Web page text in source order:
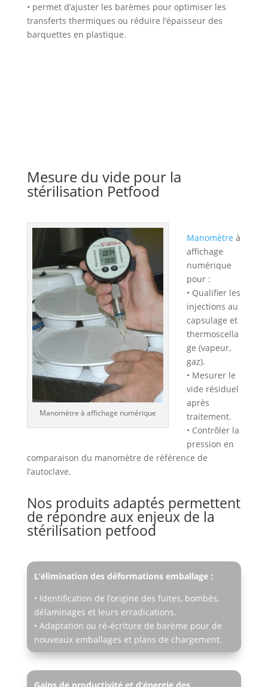
• permet d’ajuster les barèmes pour optimiser les
transferts thermiques ou réduire l’épaisseur des
barquettes en plastique.
Mesure du vide pour la
stérilisation Petfood
Manomètre à affichage numérique
Manomètre à
affichage
numérique
pour :
• Qualifier les
injections au
capsulage et
thermoscella
ge (vapeur,
gaz).
• Mesurer le
vide résiduel
après
traitement.
• Contrôler la
pression en
comparaison du manomètre de référence de
l’autoclave.
Nos produits adaptés permettent
de répondre aux enjeux de la
stérilisation petfood
L’élimination des déformations emballage :
• Identification de l’origine des fuites, bombés,
délaminages et leurs erradications.
• Adaptation ou ré-écriture de barème pour de
nouveaux emballages et plans de chargement.